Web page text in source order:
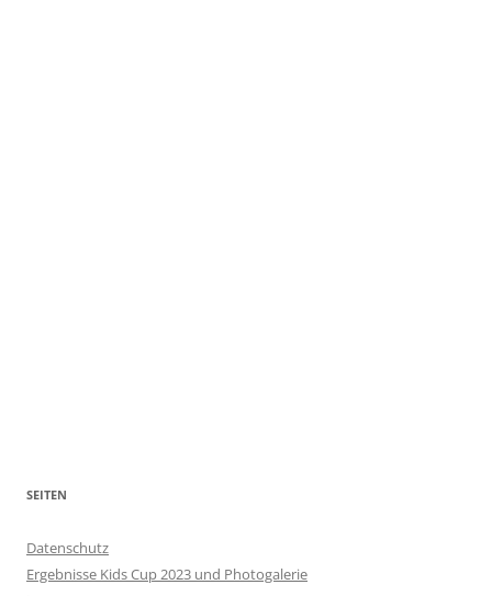
SEITEN
Datenschutz
Ergebnisse Kids Cup 2023 und Photogalerie